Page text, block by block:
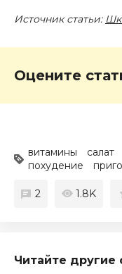
Источник статьи:
Оцените
витамины салат
похудение
2 1.8K
Читайте другие